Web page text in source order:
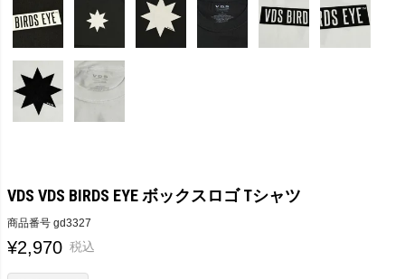
VDS VDS BIRDS EYE ボックスロゴ Tシャツ
商品番号 gd3327
¥2,970 税込